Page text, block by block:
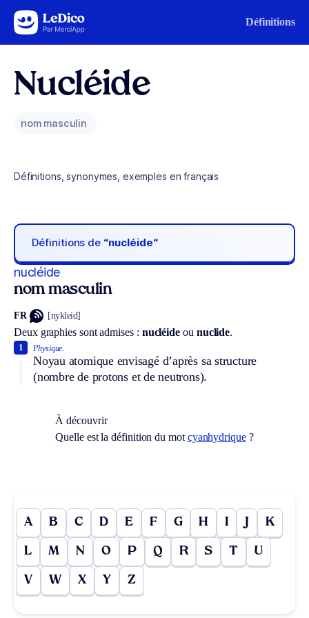
Aller au contenu Définitions
Nucléide
nom masculin
Définitions, synonymes, exemples en français
Définitions de “nucléide“
nucléide
nom masculin
FR [nykleid]
Deux graphies sont admises : nucléide ou nuclide.
Physique.
Noyau atomique envisagé d’après sa structure
(nombre de protons et de neutrons).
1
À découvrir
Quelle est la définition du mot cyanhydrique?
A B C D E F G H I J K
L M N O P Q R S T U
V W X Y Z